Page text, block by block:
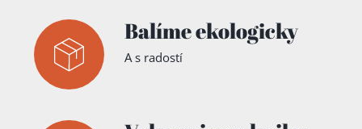
Balíme ekologicky
A s radostí